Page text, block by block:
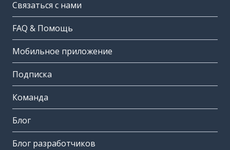
Связаться с нами
FAQ & Помощь
Мобильное приложение
Подписка
Команда
Блог
Блог разработчиков